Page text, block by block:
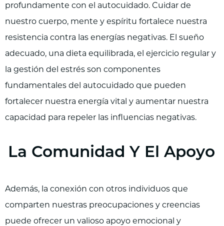
profundamente con el autocuidado. Cuidar de
nuestro cuerpo, mente y espíritu fortalece nuestra
resistencia contra las energías negativas. El sueño
adecuado, una dieta equilibrada, el ejercicio regular y
la gestión del estrés son componentes
fundamentales del autocuidado que pueden
fortalecer nuestra energía vital y aumentar nuestra
capacidad para repeler las influencias negativas.
La Comunidad Y El Apoyo
Además, la conexión con otros individuos que
comparten nuestras preocupaciones y creencias
puede ofrecer un valioso apoyo emocional y